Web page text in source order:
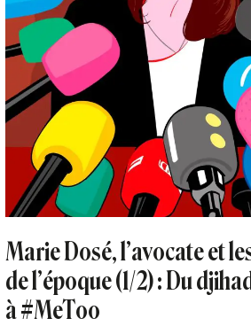
Marie Dosé, l’avocate et
de l’époque (1/2) : Du
à #MeToo